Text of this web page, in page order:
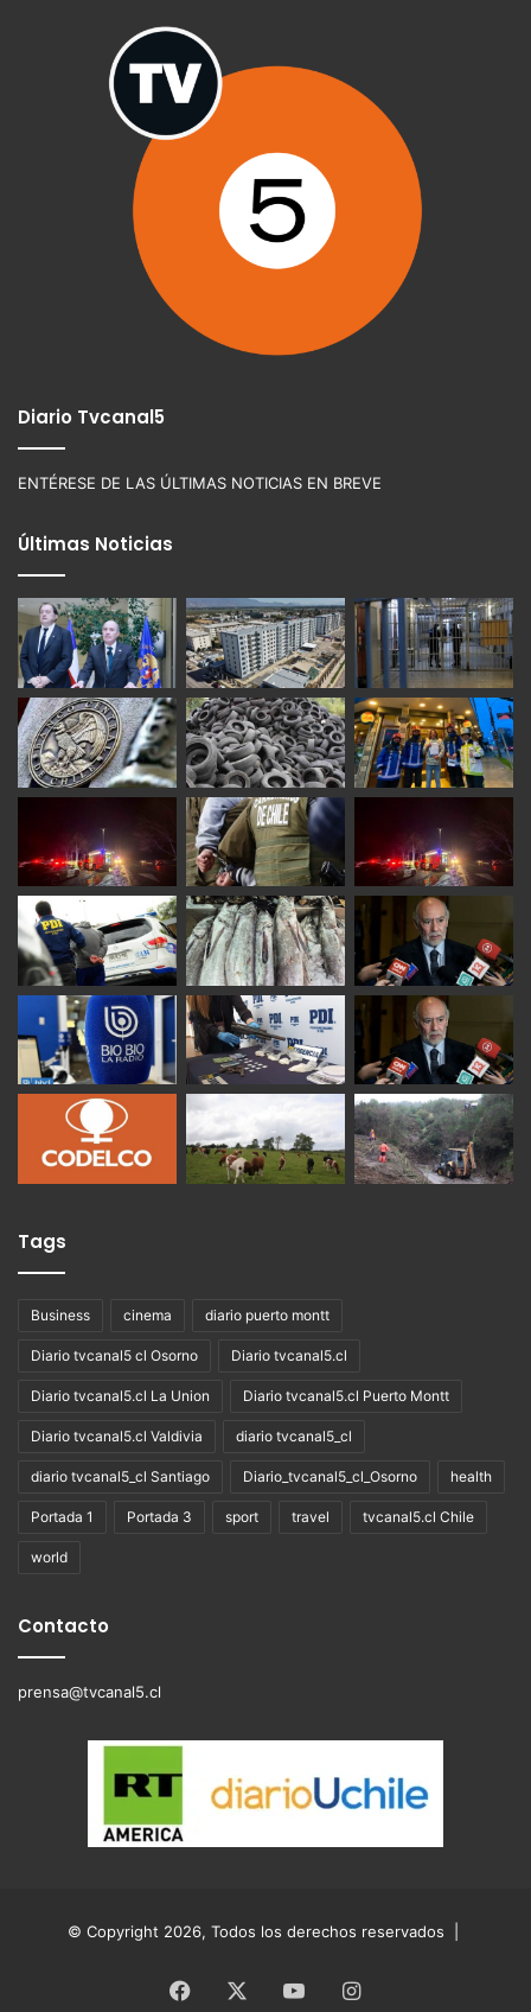
Diario Tvcanal5
ENTÉRESE DE LAS ÚLTIMAS NOTICIAS EN BREVE
Últimas Noticias
Tags
Business cinema diario puerto montt
Diario tvcanal5 cl Osorno Diario tvcanal5.cl
Diario tvcanal5.cl La Union Diario tvcanal5.cl Puerto Montt
Diario tvcanal5.cl Valdivia diario tvcanal5_cl
diario tvcanal5_cl Santiago Diario_tvcanal5_cl_Osorno health
Portada 1 Portada 3 sport travel tvcanal5.cl Chile
world
Contacto
prensa@tvcanal5.cl
© Copyright 2026, Todos los derechos reservados |
Facebook YouTubeInstagram